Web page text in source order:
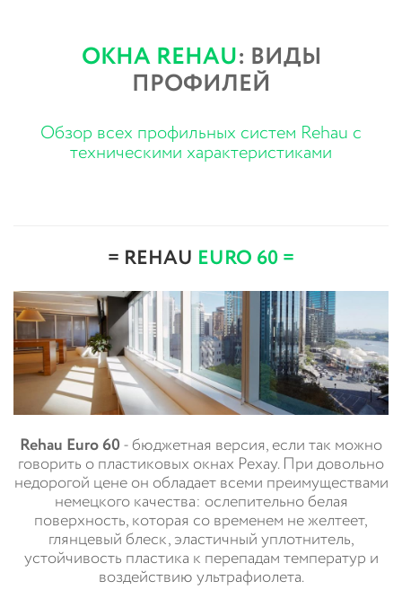
ОКНА REHAU: ВИДЫ
ПРОФИЛЕЙ
Обзор всех профильных систем Rehau с
техническими характеристиками
= REHAU EURO 60 =
Rehau Euro 60- бюджетная версия, если так можно
говорить о пластиковых окнах Рехау. При довольно
недорогой цене он обладает всеми преимуществами
немецкого качества: ослепительно белая
поверхность, которая со временем не желтеет,
глянцевый блеск, эластичный уплотнитель,
устойчивость пластика к перепадам температур и
воздействию ультрафиолета.